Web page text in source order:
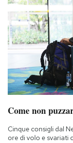
Come non
Cinque consigli dal
ore di volo e svariati